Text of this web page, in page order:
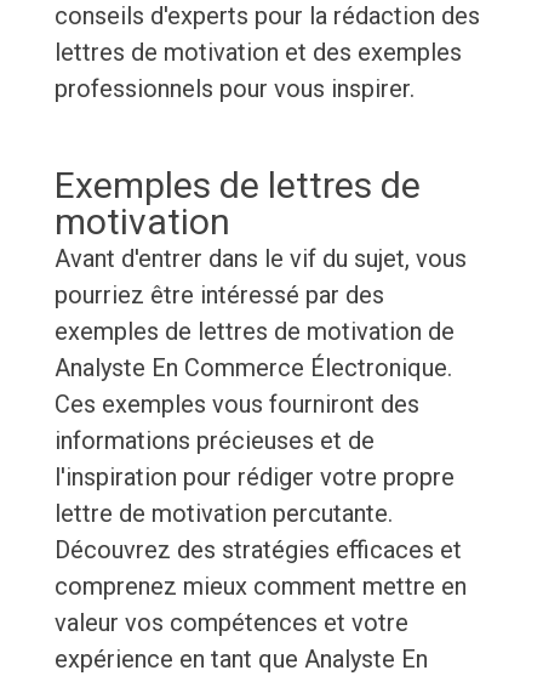
conseils d'experts pour la rédaction des
lettres de motivation et des exemples
professionnels pour vous inspirer.
Exemples de lettres de
motivation
Avant d'entrer dans le vif du sujet, vous
pourriez être intéressé par des
exemples de lettres de motivation de
Analyste En Commerce Électronique.
Ces exemples vous fourniront des
informations précieuses et de
l'inspiration pour rédiger votre propre
lettre de motivation percutante.
Découvrez des stratégies efficaces et
comprenez mieux comment mettre en
valeur vos compétences et votre
expérience en tant que Analyste En